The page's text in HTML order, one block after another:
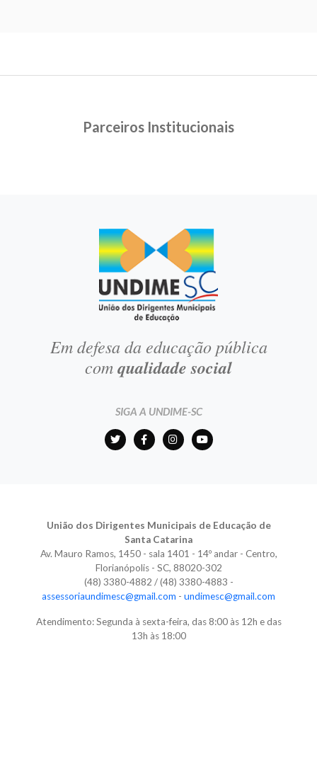
Parceiros Institucionais
Em defesa da educação pública
comqualidade social
SIGA A UNDIME-SC
União dos Dirigentes Municipais de Educação de
Santa Catarina
Av. Mauro Ramos, 1450 - sala 1401 - 14º andar - Centro,
Florianópolis - SC, 88020-302
(48) 3380-4882 / (48) 3380-4883 -
assessoriaundimesc@gmail.com - undimesc@gmail.com
Atendimento: Segunda à sexta-feira, das 8:00 às 12h e das
13h às 18:00